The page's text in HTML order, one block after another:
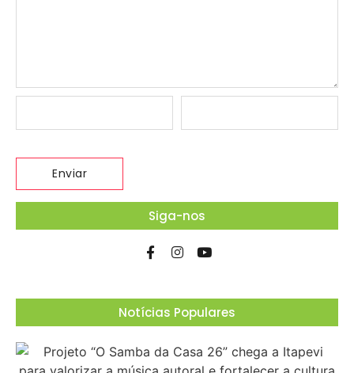
Siga-nos
Notícias Populares